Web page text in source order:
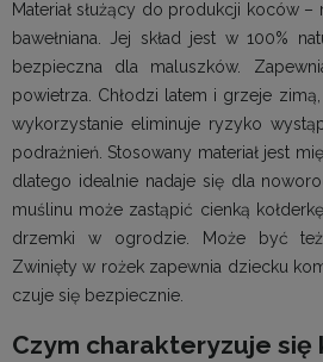
Materiał służący do produkcji koców –
bawełniana. Jej skład jest w 100%
bezpieczna dla maluszków.
powietrza. Chłodzi latem i grzeje
wykorzystanie eliminuje ryzyko
podrażnień. Stosowany materiał jest
dlatego idealnie nadaje się dla
muślinu może zastąpić cienką
drzemki w ogrodzie. Może być
Zwinięty w rożek zapewnia dziecku
czuje się bezpiecznie.
Czym charakteryzuje się